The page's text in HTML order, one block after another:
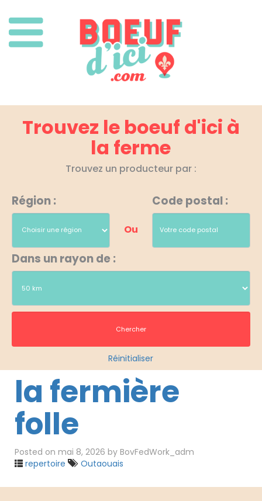
Trouvez le boeuf d'ici à
la ferme
Trouvez un producteur par :
Région :
Ou
Code postal :
Dans un rayon de :
Réinitialiser
la fermière
folle
Posted on mai 8, 2026 by BovFedWork_adm
repertoire
Outaouais